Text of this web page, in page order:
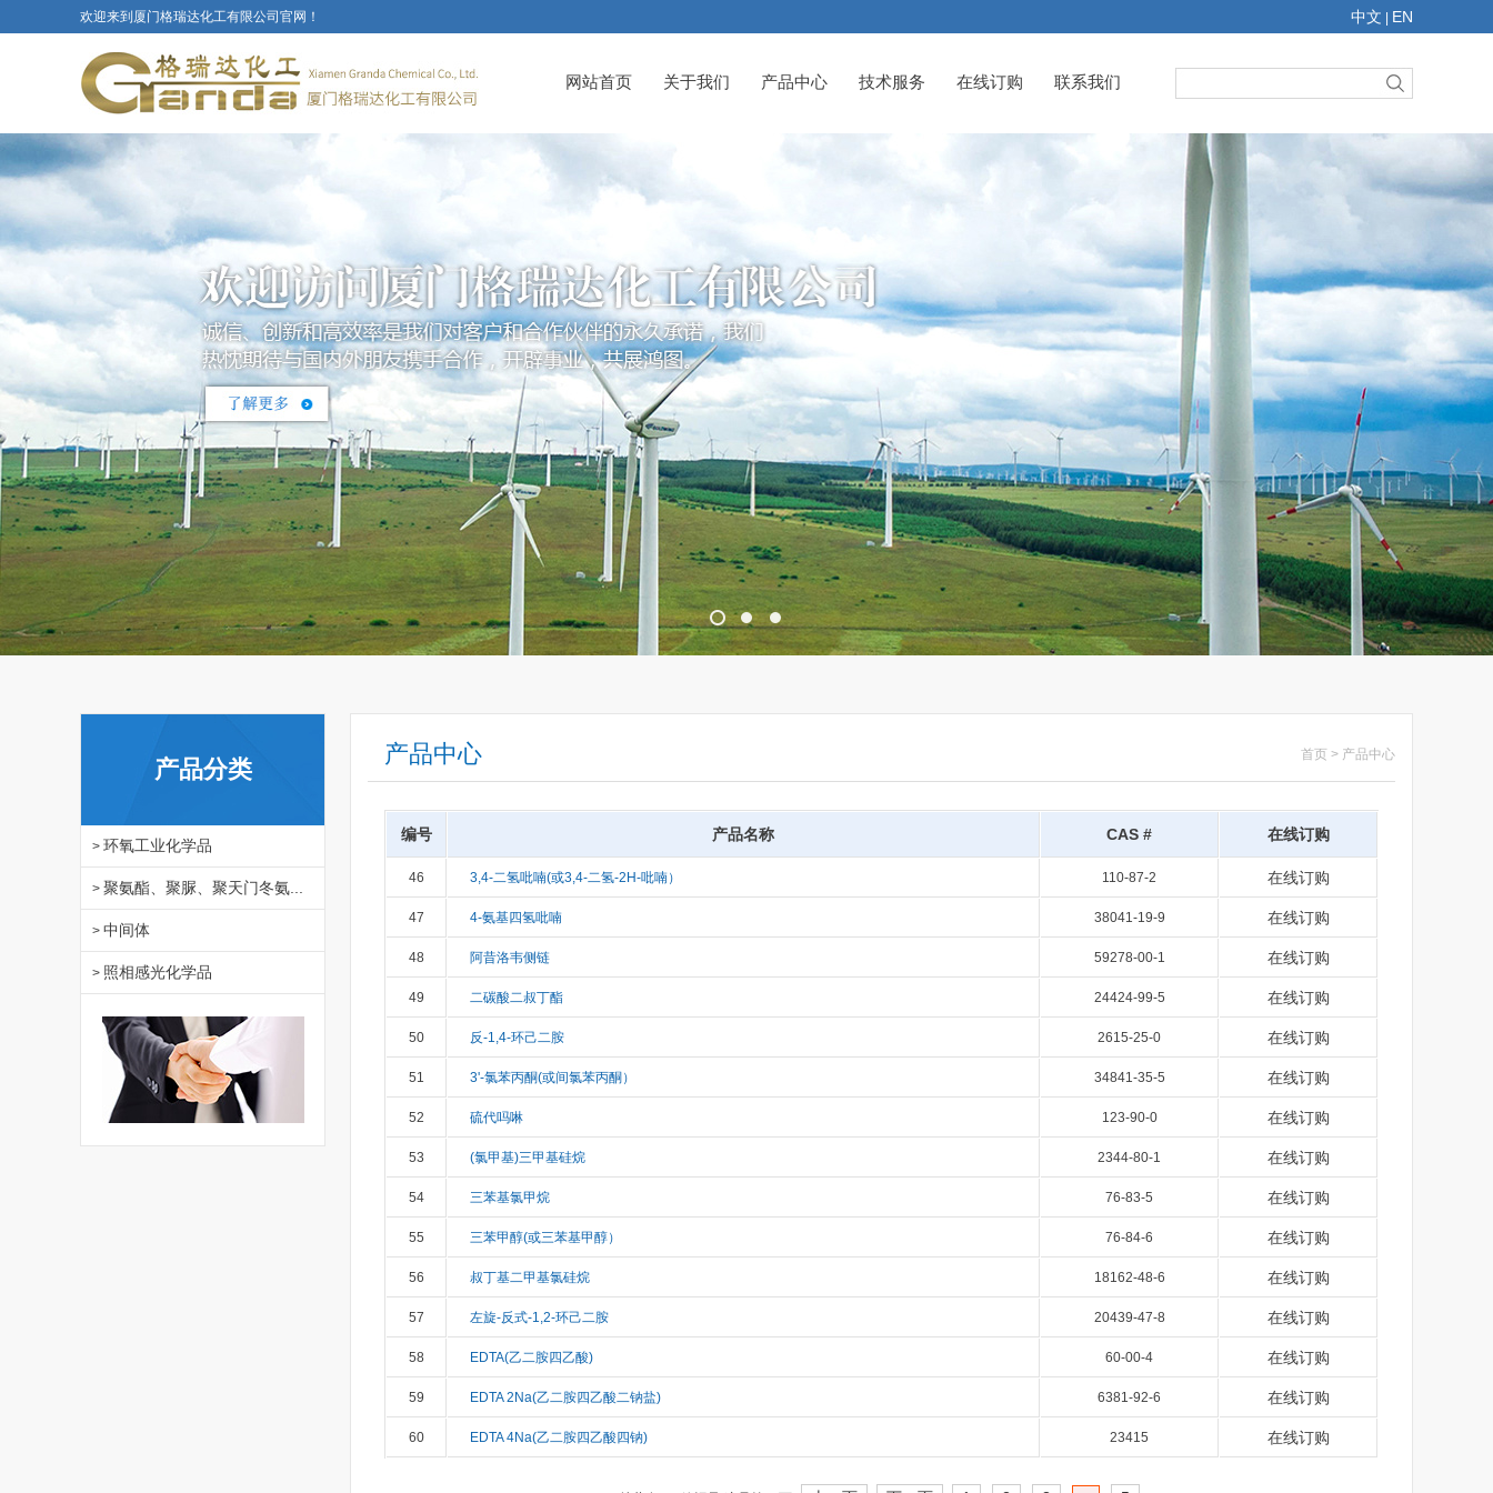
欢迎来到厦门格瑞达化工有限公司官网！ 中文 EN
网站首页 关于我们 产品中心 技术服务 在线订购 联系我们
产品分类
> 环氧工业化学品
> 聚氨酯、聚脲、聚天门冬氨...
> 中间体
> 照相感光化学品
产品中心 首页 > 产品中心
编号 产品名称 CAS # 在线订购
46 3,4-二氢吡喃(或3,4-二氢-2H-吡喃） 110-87-2 在线订购
47 4-氨基四氢吡喃 38041-19-9 在线订购
48 阿昔洛韦侧链 59278-00-1 在线订购
49 二碳酸二叔丁酯 24424-99-5 在线订购
50 反-1,4-环己二胺 2615-25-0 在线订购
51 3'-氯苯丙酮(或间氯苯丙酮） 34841-35-5 在线订购
52 硫代吗啉 123-90-0 在线订购
53 (氯甲基)三甲基硅烷 2344-80-1 在线订购
54 三苯基氯甲烷 76-83-5 在线订购
55 三苯甲醇(或三苯基甲醇） 76-84-6 在线订购
56 叔丁基二甲基氯硅烷 18162-48-6 在线订购
57 左旋-反式-1,2-环己二胺 20439-47-8 在线订购
58 EDTA(乙二胺四乙酸) 60-00-4 在线订购
59 EDTA 2Na(乙二胺四乙酸二钠盐) 6381-92-6 在线订购
60 EDTA 4Na(乙二胺四乙酸四钠) 23415 在线订购